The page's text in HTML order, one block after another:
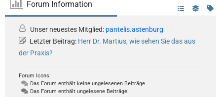
Forum Information
Unser neuestes Mitglied: pantelis.astenburg
Letzter Beitrag: Herr Dr. Martius, wie sehen Sie das aus
der Praxis?
Forum Icons:
Das Forum enthält keine ungelesenen Beiträge
Das Forum enthält ungelesene Beiträge